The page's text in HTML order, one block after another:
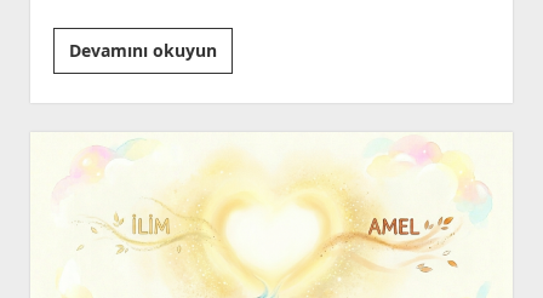
Devamını okuyunEğitim
ve
Eğitimcinin
Ağır
İmtihanı!
“Sosyal
Medyanın,
Dizilerin
ve